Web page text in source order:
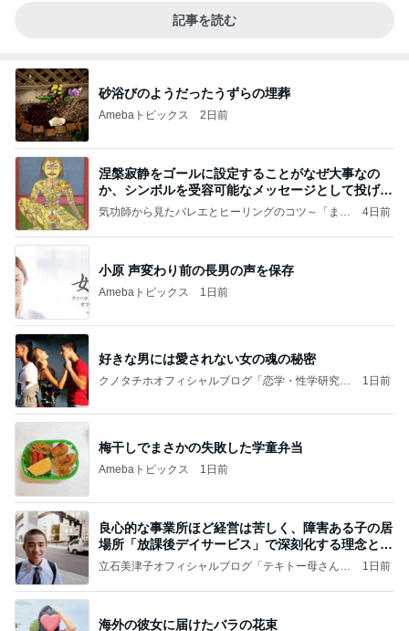
記事を読む
砂浴びのようだったうずらの埋葬
Amebaトピックス 2日前
涅槃寂静をゴールに設定することがなぜ大事なの
か、シンボルを受容可能なメッセージとして投げる
ことが
気功師から見たバレエとヒーリングのコツ～「まと
4日前
小原 声変わり前の長男の声を保存
Amebaトピックス 1日前
好きな男には愛されない女の魂の秘密
クノタチホオフィシャルブログ「恋学・性学研究
1日前
梅干しでまさかの失敗した学童弁当
Amebaトピックス 1日前
良心的な事業所ほど経営は苦しく、障害ある子の居
場所「放課後デイサービス」で深刻化する理念と現
実の
立石美津子オフィシャルブログ「テキトー母さんの
1日前
海外の彼女に届けたバラの花束